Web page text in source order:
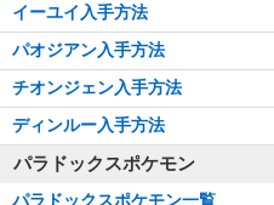
イーユイ入手方法
パオジアン入手方法
チオンジェン入手方法
ディンルー入手方法
パラドックスポケモン
パラドックスポケモン一覧